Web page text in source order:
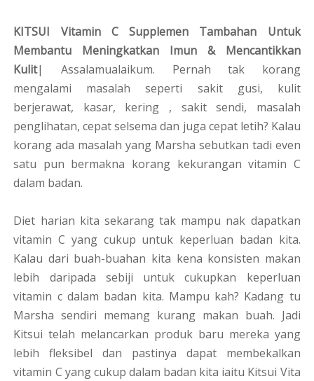
KITSUI Vitamin C Supplemen Tambahan Untuk
Membantu Meningkatkan Imun & Mencantikkan
Kulit| Assalamualaikum. Pernah tak korang
mengalami masalah seperti sakit gusi, kulit
berjerawat, kasar, kering , sakit sendi, masalah
penglihatan, cepat selsema dan juga cepat letih? Kalau
korang ada masalah yang Marsha sebutkan tadi even
satu pun bermakna korang kekurangan vitamin C
dalam badan.
Diet harian kita sekarang tak mampu nak dapatkan
vitamin C yang cukup untuk keperluan badan kita.
Kalau dari buah-buahan kita kena konsisten makan
lebih daripada sebiji untuk cukupkan keperluan
vitamin c dalam badan kita. Mampu kah? Kadang tu
Marsha sendiri memang kurang makan buah. Jadi
Kitsui telah melancarkan produk baru mereka yang
lebih fleksibel dan pastinya dapat membekalkan
vitamin C yang cukup dalam badan kita iaitu Kitsui Vita